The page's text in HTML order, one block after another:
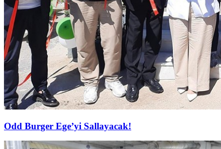
Odd Burger Ege’yi Sallayacak!